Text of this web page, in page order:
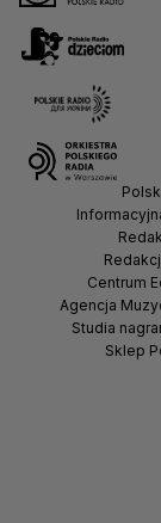
Centrum
Agencja
Studia
Sklep